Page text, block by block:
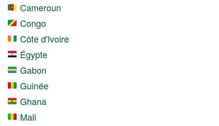
Cameroun
Congo
Côte d'Ivoire
Égypte
Gabon
Guinée
Ghana
Mali